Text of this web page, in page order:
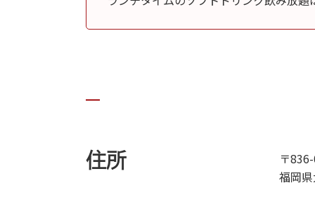
住所
〒
福岡